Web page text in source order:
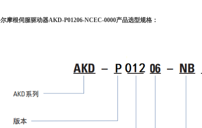
摩根伺服驱动器AKD-P01206-NCEC-0000产品选型规格：